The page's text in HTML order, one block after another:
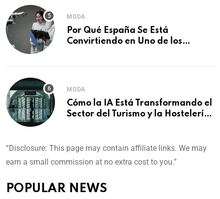
MODA
Por Qué España Se Está
Convirtiendo en Uno de los
MODA
Cómo la IA Está Transformando el
Sector del Turismo y la Hostelería
“Disclosure: This page may contain affiliate links. We may
earn a small commission at no extra cost to you.”
POPULAR NEWS